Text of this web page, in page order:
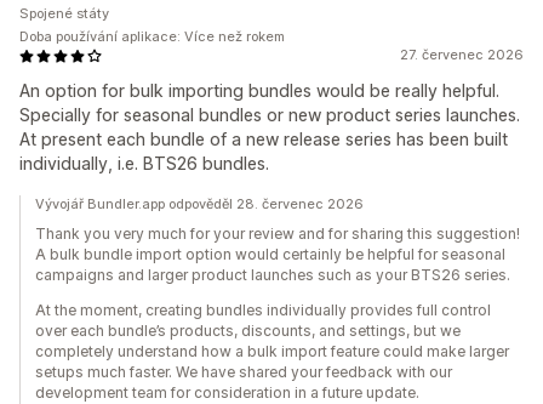
27. červenec 2026
An option for bulk importing bundles would be really helpful.
Specially for seasonal bundles or new product series launches.
At present each bundle of a new release series has been built
individually, i.e. BTS26 bundles.
Spojené státy
Doba používání aplikace: Více než rokem
Vývojář Bundler.app odpověděl 28. červenec 2026
Thank you very much for your review and for sharing this suggestion!
A bulk bundle import option would certainly be helpful for seasonal
campaigns and larger product launches such as your BTS26 series.
At the moment, creating bundles individually provides full control
over each bundle’s products, discounts, and settings, but we
completely understand how a bulk import feature could make larger
setups much faster. We have shared your feedback with our
development team for consideration in a future update.